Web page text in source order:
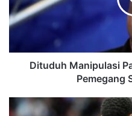
Dituduh Manipulasi
Pemegang